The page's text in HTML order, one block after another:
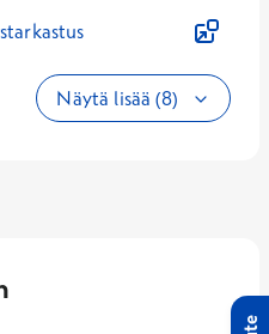
Näytä lisää (8)